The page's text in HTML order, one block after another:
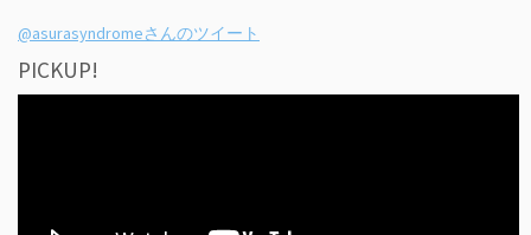
@asurasyndromeさんのツイート
PICKUP!